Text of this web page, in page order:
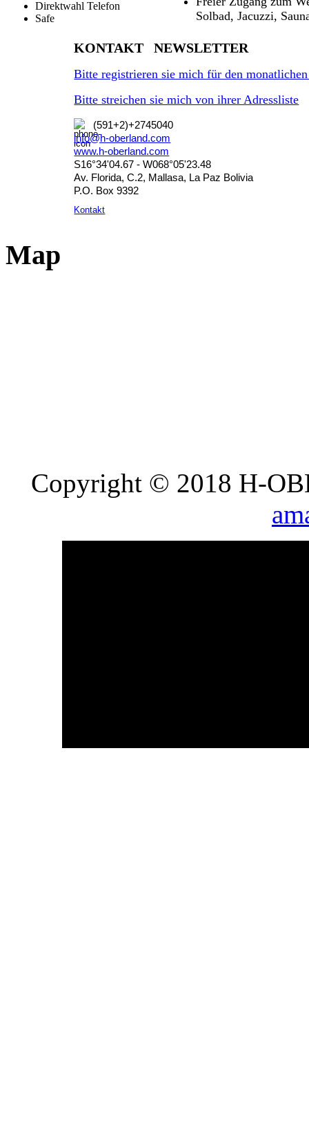
Direktwahl Telefon
Safe
Solbad, Jacuzzi,
KONTAKT NEWSLETTER
Bitte registrieren sie mich für den
Bitte streichen sie mich von ihrer Adressliste
(591+2)+2745040
info@h-oberland.com
www.h-oberland.com
S16°34'04.67 - W068°05'23.48
Av. Florida, C.2, Mallasa, La Paz Bolivia
P.O. Box 9392
Kontakt
Map
Copyright © 2018 H-